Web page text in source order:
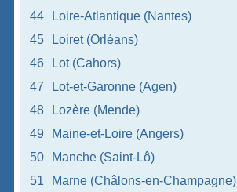
44
Loire-Atlantique (Nantes)
45
Loiret (Orléans)
46
Lot (Cahors)
47
Lot-et-Garonne (Agen)
48
Lozère (Mende)
49
Maine-et-Loire (Angers)
50
Manche (Saint-Lô)
51
Marne (Châlons-en-Champagne)